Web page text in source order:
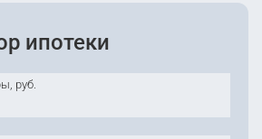
ипотеки
руб.